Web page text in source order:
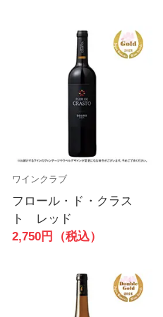
ワインクラブ
フロール・ド・クラス
ト レッド
2,750円（税込）